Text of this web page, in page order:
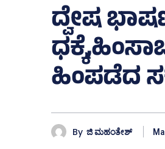
ದ್ವೇಷ
ಹಿಂಪಡೆದ
By ಜಿ ಮಹಂತೇಶ್